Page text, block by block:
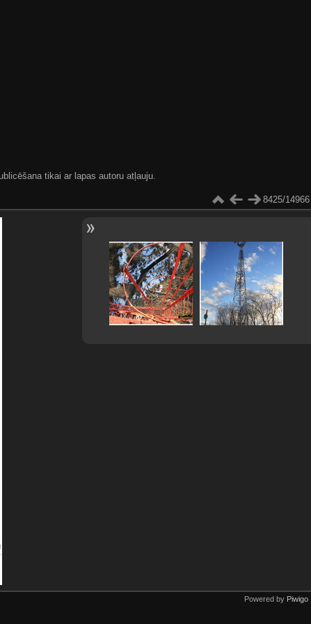
tikai ar lapas autoru atļauju.
8425/14966
Powered by Piwigo